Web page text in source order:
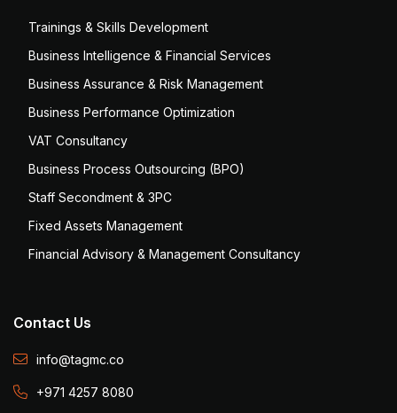
Trainings & Skills Development
Business Intelligence & Financial Services
Business Assurance & Risk Management
Business Performance Optimization
VAT Consultancy
Business Process Outsourcing (BPO)
Staff Secondment & 3PC
Fixed Assets Management
Financial Advisory & Management Consultancy
Contact Us
info@tagmc.co
+971 4257 8080